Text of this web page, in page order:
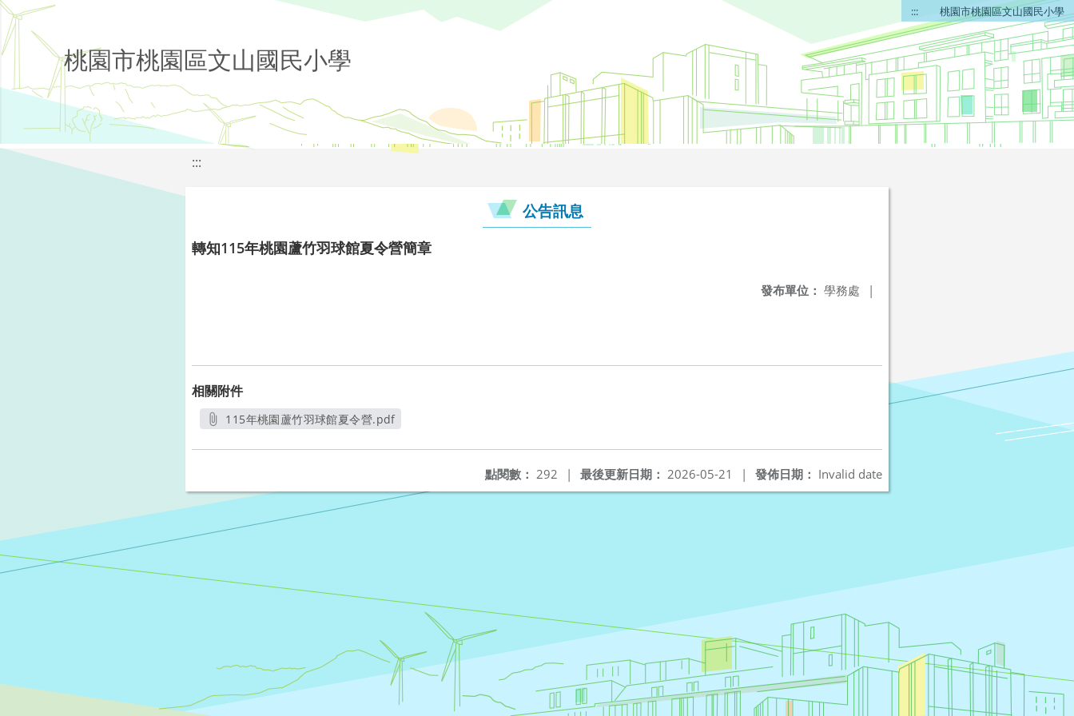
::: 桃園市桃園區文山國民小學
桃園市桃園區文山國民小學
:::
公告訊息
轉知115年桃園蘆竹羽球館夏令營簡章
發布單位： 學務處 |
相關附件
115年桃園蘆竹羽球館夏令營.pdf
發佈日期： Invalid date
最後更新日期： 2026-05-21 |
點閱數： 292 |